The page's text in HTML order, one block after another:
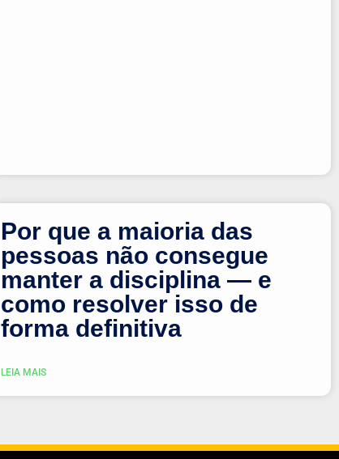
Por que a maioria das
pessoas não consegue
manter a disciplina — e
como resolver isso de
forma definitiva
LEIA MAIS